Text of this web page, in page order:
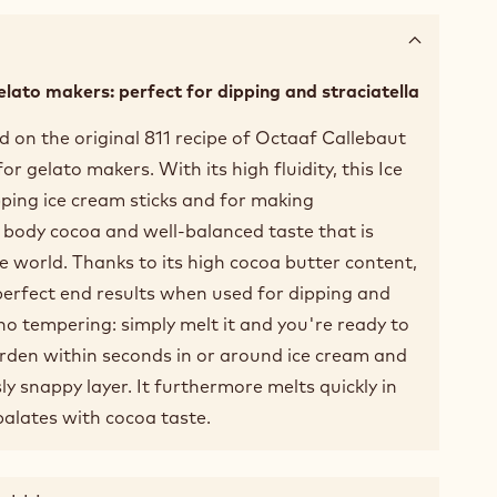
makers: perfect for dipping and straciatella
on the original 811 recipe of Octaaf Callebaut
gelato makers. With its high fluidity, this Ice
ice cream sticks and for making
cocoa and well-balanced taste that is
world. Thanks to its high cocoa butter content,
end results when used for dipping and
tempering: simply melt it and you're ready to
within seconds in or around ice cream and
snappy layer. It furthermore melts quickly in
with cocoa taste.